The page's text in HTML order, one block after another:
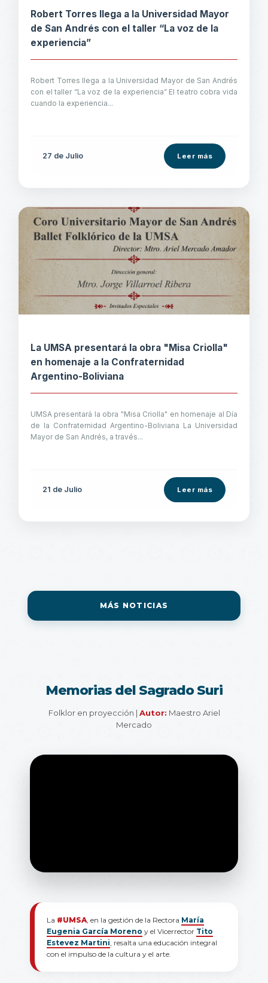
Robert Torres llega a la Universidad Mayor
de San Andrés con el taller “La voz de la
experiencia”
Robert Torres llega a la Universidad Mayor de San Andrés
con el taller “La voz de la experiencia” El teatro cobra vida
cuando la experiencia...
27 de Julio Leer más
La UMSA presentará la obra "Misa Criolla"
en homenaje a la Confraternidad
Argentino-Boliviana
UMSA presentará la obra "Misa Criolla" en homenaje al Día
de la Confraternidad Argentino-Boliviana La Universidad
Mayor de San Andrés, a través...
21 de Julio Leer más
MÁS NOTICIAS
Memorias del Sagrado Suri
Folklor en proyección | Autor: Maestro Ariel
Mercado
La #UMSA, en la gestión de la Rectora María
Eugenia García Moreno y el Vicerrector Tito
Estevez Martini, resalta una educación integral
con el impulso de la cultura y el arte.